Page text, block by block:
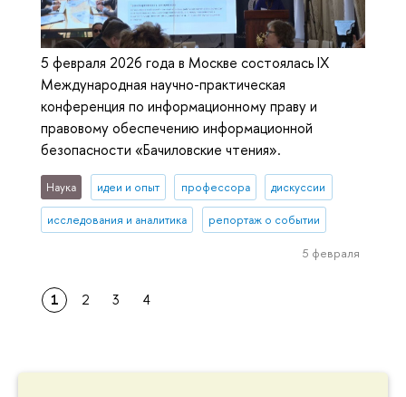
5 февраля 2026 года в Москве состоялась IX
Международная научно-практическая
конференция по информационному праву и
правовому обеспечению информационной
безопасности «Бачиловские чтения».
Наука идеи и опыт профессора дискуссии
исследования и аналитика репортаж о событии
5 февраля
1 2 3 4